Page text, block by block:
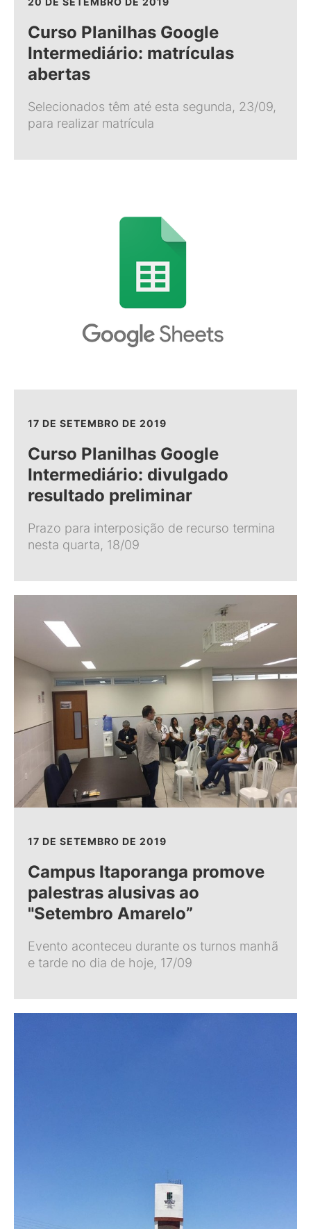
Curso Planilhas Google
Intermediário: matrículas
abertas
Selecionados têm até esta segunda, 23/09,
para realizar matrícula
17 DE SETEMBRO DE 2019
Curso Planilhas Google
Intermediário: divulgado
resultado preliminar
Prazo para interposição de recurso termina
nesta quarta, 18/09
17 DE SETEMBRO DE 2019
Campus Itaporanga promove
palestras alusivas ao
"Setembro Amarelo”
Evento aconteceu durante os turnos manhã
e tarde no dia de hoje, 17/09